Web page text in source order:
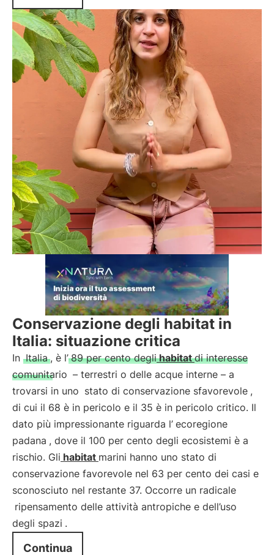
Conservazione degli habitat in
Italia: situazione critica
In Italia , è l’ 89 per cento deglihabitatdi interesse
comunitario – terrestri o delle acque interne – a
trovarsi in uno stato di conservazione sfavorevole ,
di cui il 68 è in pericolo e il 35 è in pericolo critico. Il
dato più impressionante riguarda l’ ecoregione
padana , dove il 100 per cento degli ecosistemi è a
rischio. Gli habitat marini hanno uno stato di
conservazione favorevole nel 63 per cento dei casi e
sconosciuto nel restante 37. Occorre un radicale
ripensamento delle attività antropiche e dell’uso
degli spazi .
Continua